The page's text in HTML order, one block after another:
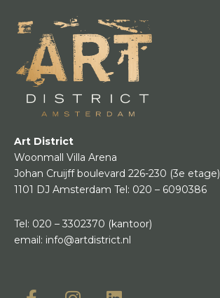
Art District
Woonmall Villa Arena
Johan Cruijff boulevard 226-230 (3e etage)
1101 DJ Amsterdam Tel: 020 – 6090386
Tel: 020 – 3302370 (kantoor)
email: info@artdistrict.nl